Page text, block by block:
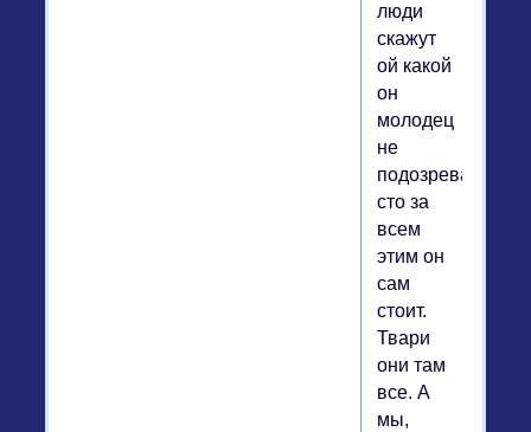
люди
скажут
ой какой
он
молодец
не
подозревая
сто за
всем
этим он
сам
стоит.
Твари
они там
все. А
мы,